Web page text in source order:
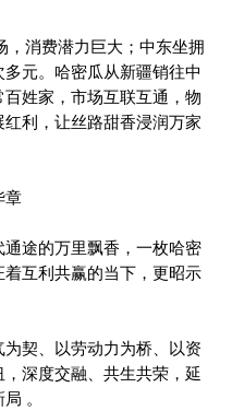
消费潜力巨大；中东坐拥
元。哈密瓜从新疆销往中
姓家，市场互联互通，物
利，让丝路甜香浸润万家
章
途的万里飘香，一枚哈密
互利共赢的当下，更昭示
契、以劳动力为桥、以资
深度交融、共生共荣，延
。